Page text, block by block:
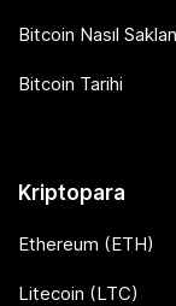
Bitcoin Nasıl
Bitcoin Tarihi
Kriptopara
Ethereum (ETH)
Litecoin (LTC)